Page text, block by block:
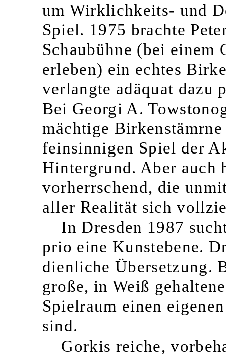
um Wirklichkeits- und
Spiel. 1975 brachte
Schaubühne (bei
erleben) ein echtes
verlangte adäquat dazu
Bei Georgi A.
mächtige
feinsinnigen Spiel der
Hintergrund. Aber auch
vorherrschend, die
aller Realität sich
In Dresden 1987
prio eine Kunstebene.
dienliche Übersetzung.
große, in Weiß
Spielraum einen
sind.
Gorkis reiche,